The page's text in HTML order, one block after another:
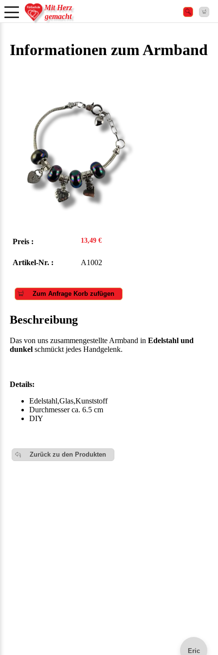
Mit Herz
gemacht
Eric
Informationen zum Armband
Preis : 13,49 €
Artikel-Nr. : A1002
Zum Anfrage Korb zufügen
Beschreibung
Das von uns zusammengestellte Armband in Edelstahl und
dunkel schmückt jedes Handgelenk.
Details:
Edelstahl,Glas,Kunststoff
Durchmesser ca. 6.5 cm
DIY
Zurück zu den Produkten